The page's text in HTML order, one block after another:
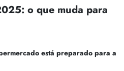
o que muda para
está preparado para a